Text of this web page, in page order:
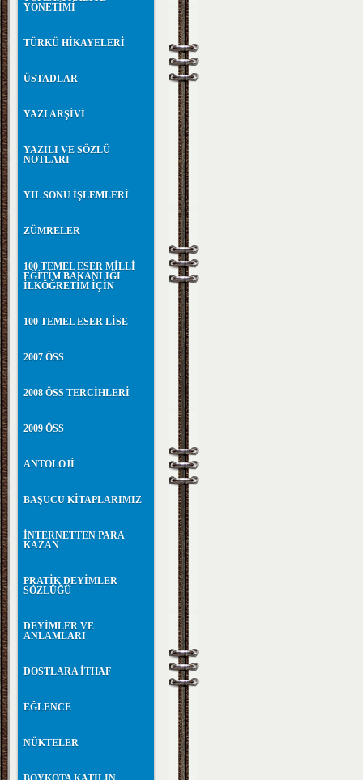
YÖNETİMİ
TÜRKÜ HİKAYELERİ
ÜSTADLAR
YAZI ARŞİVİ
YAZILI VE SÖZLÜ
NOTLARI
YIL SONU İŞLEMLERİ
ZÜMRELER
100 TEMEL ESER MİLLİ
EĞİTİM BAKANLIĞI
İLKÖĞRETİM İÇİN
100 TEMEL ESER LİSE
2007 ÖSS
2008 ÖSS TERCİHLERİ
2009 ÖSS
ANTOLOJİ
BAŞUCU KİTAPLARIMIZ
İNTERNETTEN PARA
KAZAN
PRATİK DEYİMLER
SÖZLÜĞÜ
DEYİMLER VE
ANLAMLARI
DOSTLARA İTHAF
EĞLENCE
NÜKTELER